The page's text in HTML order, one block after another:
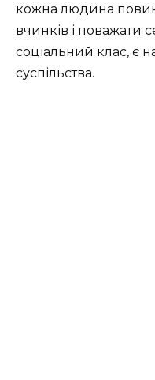
кожна людина
вчинків і поважати
соціальний клас, є
суспільства.